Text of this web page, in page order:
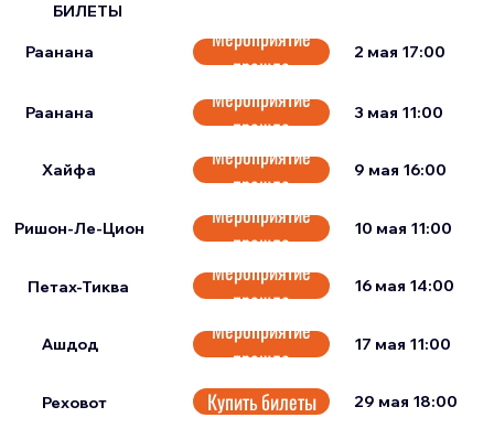
БИЛЕТЫ
Раанана
Мероприятие
прошло
2 мая 17:00
Раанана
Мероприятие
прошло
3 мая 11:00
Хайфа
Мероприятие
прошло
9 мая 16:00
Ришон-Ле-Цион
Мероприятие
прошло
10 мая 11:00
Петах-Тиква
Мероприятие
прошло
16 мая 14:00
Ашдод
Мероприятие
прошло
17 мая 11:00
Реховот Купить билеты 29 мая 18:00